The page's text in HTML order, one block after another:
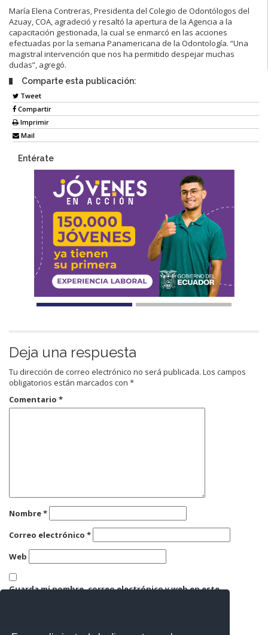
María Elena Contreras, Presidenta del Colegio de Odontólogos del
Azuay, COA, agradeció y resaltó la apertura de la Agencia a la
capacitación gestionada, la cual se enmarcó en las acciones
efectuadas por la semana Panamericana de la Odontología. “Una
magistral intervención que nos ha permitido despejar muchas
dudas”, agregó.
Comparte esta publicación:
Tweet
Compartir
Imprimir
Mail
Entérate
Deja una respuesta
Tu dirección de correo electrónico no será publicada. Los campos
obligatorios están marcados con *
Comentario *
Nombre*
Correo electrónico *
Web
Guarda mi nombre, correo electrónico y web en este